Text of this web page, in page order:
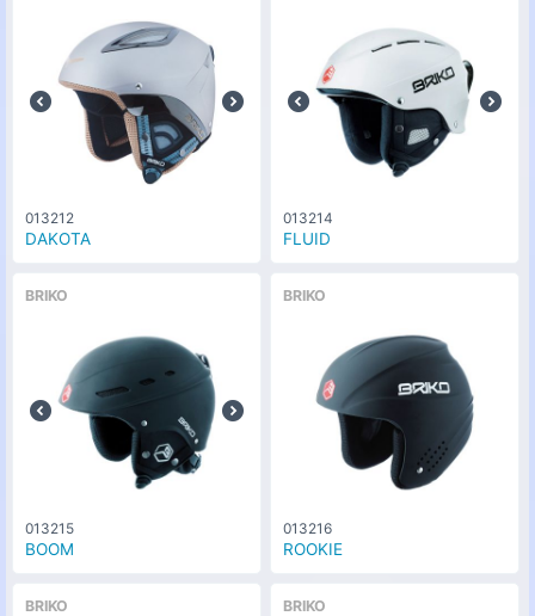
013212
DAKOTA
013214
FLUID
BRIKO
013215
BOOM
BRIKO
013216
ROOKIE
BRIKO BRIKO